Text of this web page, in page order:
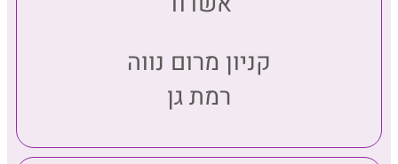
קניון מרום נווה
רמת גן